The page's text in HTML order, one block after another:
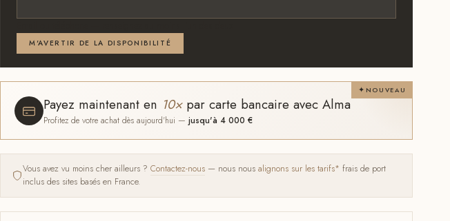
M'AVERTIR DE LA DISPONIBILITÉ
NOUVEAU
Payez maintenant en 10×par carte bancaire avec Alma
Profitez de votre achat dès aujourd'hui — jusqu'à 4 000 €
Vous avez vu moins cher ailleurs ? Contactez-nous — nous nous alignons sur les tarifs* frais de port
inclus des sites basés en France.